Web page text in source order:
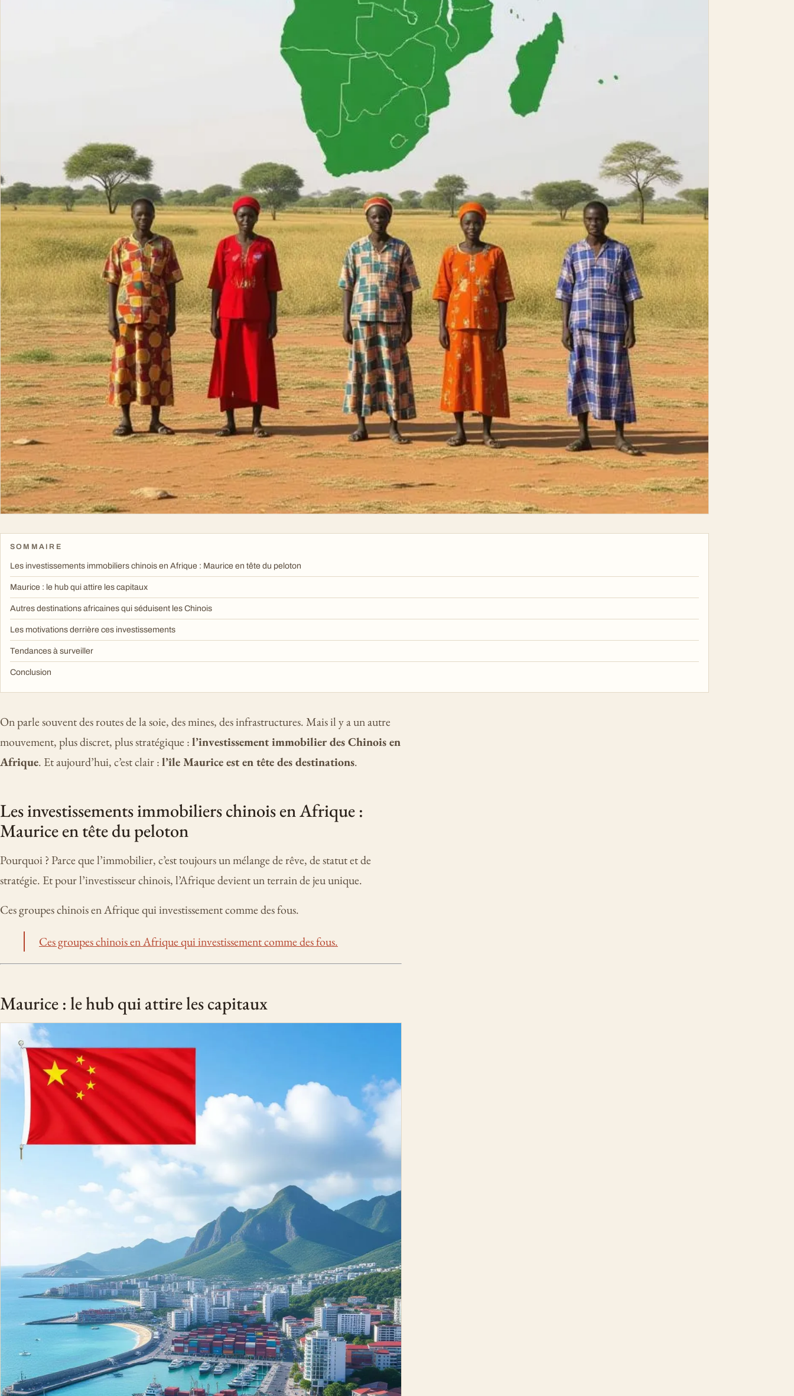
SOMMAIRE
Les investissements immobiliers chinois en Afrique : Maurice en tête du peloton
Maurice : le hub qui attire les capitaux
Autres destinations africaines qui séduisent les Chinois
Les motivations derrière ces investissements
Tendances à surveiller
Conclusion
On parle souvent des routes de la soie, des mines, des infrastructures. Mais il y a un autre
mouvement, plus discret, plus stratégique :l’investissement immobilier des Chinois en
Afrique. Et aujourd’hui, c’est clair :l’île Maurice est en tête des destinations.
Les investissements immobiliers chinois en Afrique :
Maurice en tête du peloton
Pourquoi ? Parce que l’immobilier, c’est toujours un mélange de rêve, de statut et de
stratégie. Et pour l’investisseur chinois, l’Afrique devient un terrain de jeu unique.
Ces groupes chinois en Afrique qui investissement comme des fous.
Ces groupes chinois en Afrique qui investissement comme des fous.
Maurice : le hub qui attire les capitaux